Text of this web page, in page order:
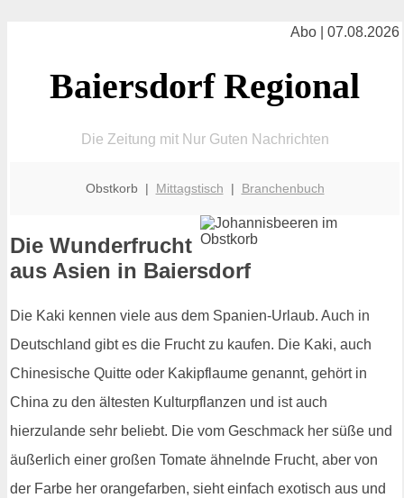
Abo | 07.08.2026
Baiersdorf Regional
Die Zeitung mit Nur Guten Nachrichten
Obstkorb | Mittagstisch | Branchenbuch
Die Wunderfrucht
aus Asien in Baiersdorf
Die Kaki kennen viele aus dem Spanien-Urlaub. Auch in
Deutschland gibt es die Frucht zu kaufen. Die Kaki, auch
Chinesische Quitte oder Kakipflaume genannt, gehört in
China zu den ältesten Kulturpflanzen und ist auch
hierzulande sehr beliebt. Die vom Geschmack her süße und
äußerlich einer großen Tomate ähnelnde Frucht, aber von
der Farbe her orangefarben, sieht einfach exotisch aus und